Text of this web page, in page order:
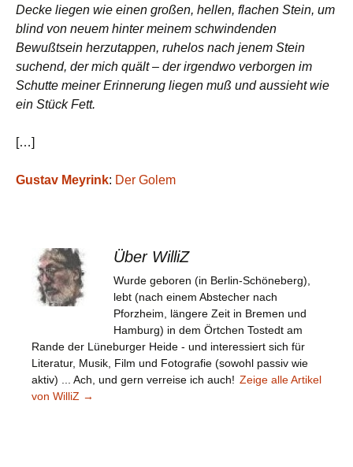
Decke liegen wie einen großen, hellen, flachen Stein, um
blind von neuem hinter meinem schwindenden
Bewußtsein herzutappen, ruhelos nach jenem Stein
suchend, der mich quält – der irgendwo verborgen im
Schutte meiner Erinnerung liegen muß und aussieht wie
ein Stück Fett.
[…]
Gustav Meyrink: Der Golem
Über WilliZ
Wurde geboren (in Berlin-Schöneberg),
lebt (nach einem Abstecher nach
Pforzheim, längere Zeit in Bremen und
Hamburg) in dem Örtchen Tostedt am
Rande der Lüneburger Heide - und interessiert sich für
Literatur, Musik, Film und Fotografie (sowohl passiv wie
aktiv) ... Ach, und gern verreise ich auch! Zeige alle Artikel
von WilliZ →